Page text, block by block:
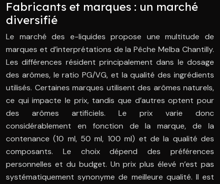
Fabricants et marques : un marché
diversifié
Le marché des e-liquides propose une multitude de
marques et d’interprétations de la Pêche Melba Chantilly.
Les différences résident principalement dans le dosage
des arômes, le ratio PG/VG, et la qualité des ingrédients
utilisés. Certaines marques utilisent des arômes naturels,
ce qui impacte le prix, tandis que d’autres optent pour
des arômes artificiels. Le prix varie donc
considérablement en fonction de la marque, de la
contenance (10 ml, 50 ml, 100 ml) et de la qualité des
composants. Le choix dépend des préférences
personnelles et du budget. Un prix plus élevé n’est pas
systématiquement synonyme de meilleure qualité. Il est